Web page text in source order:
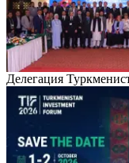
Делегация